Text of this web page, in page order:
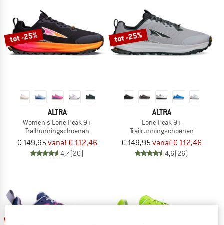
tot -25%
ALTRA
Women's Lone Peak 9+
Trailrunningschoenen
€ 149,95vanaf € 112,46
4,7(20)
tot -25%
ALTRA
Lone Peak 9+
Trailrunningschoenen
€ 149,95vanaf € 112,46
4,6(26)